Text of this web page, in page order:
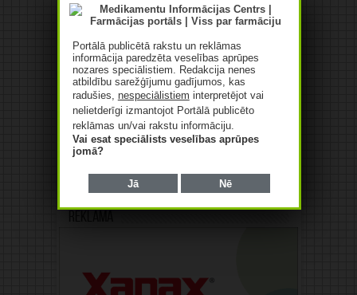
Portālā publicētā rakstu un reklāmas
informācija paredzēta veselības aprūpes
nozares speciālistiem. Redakcija nenes
atbildību sarežģījumu gadījumos, kas
radušies, nespeciālistiem interpretējot vai
nelietderīgi izmantojot Portālā publicēto
reklāmas un/vai rakstu informāciju.
Vai esat speciālists veselības aprūpes
jomā?
Jā Nē